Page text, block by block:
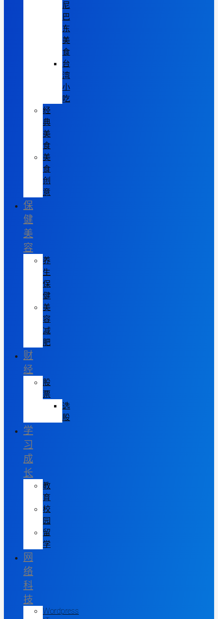
尼
巴
东
美
食
台
湾
小
吃
经
典
美
食
美
食
创
意
保
健
美
容
养
生
保
健
美
容
减
肥
财
经
股
票
选
股
学
习
成
长
教
育
校
园
留
学
网
络
科
技
Wordpress